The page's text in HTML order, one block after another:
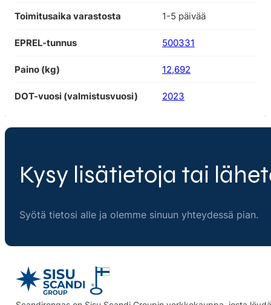
Toimitusaika varastosta 1-5 päivää
EPREL-tunnus 500331
Paino (kg) 12,692
DOT-vuosi (valmistusvuosi) 2023
Kysy lisätietoja tai
Syötä tietosi alle ja olemme sinuun yhteydessä pian.